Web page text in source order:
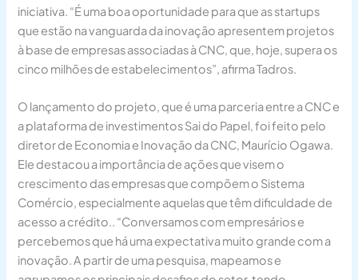
iniciativa. “É uma boa oportunidade para que as startups
que estão na vanguarda da inovação apresentem projetos
à base de empresas associadas à CNC, que, hoje, supera os
cinco milhões de estabelecimentos”, afirma Tadros.
O lançamento do projeto, que é uma parceria entre a CNC e
a plataforma de investimentos Sai do Papel, foi feito pelo
diretor de Economia e Inovação da CNC, Maurício Ogawa.
Ele destacou a importância de ações que visem o
crescimento das empresas que compõem o Sistema
Comércio, especialmente aquelas que têm dificuldade de
acesso a crédito.. “Conversamos com empresários e
percebemos que há uma expectativa muito grande com a
inovação. A partir de uma pesquisa, mapeamos e